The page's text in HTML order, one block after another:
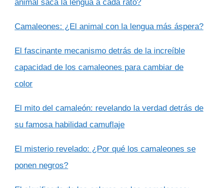
animal saca la lengua a cada rato?
Camaleones: ¿El animal con la lengua más áspera?
El fascinante mecanismo detrás de la increíble
capacidad de los camaleones para cambiar de
color
El mito del camaleón: revelando la verdad detrás de
su famosa habilidad camuflaje
El misterio revelado: ¿Por qué los camaleones se
ponen negros?